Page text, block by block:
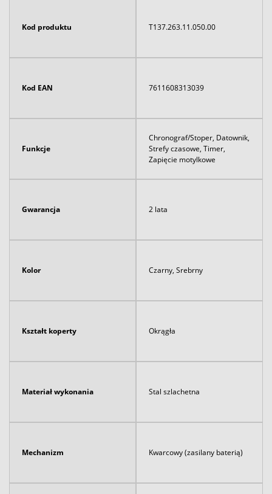
Kod produktu T137.263.11.050.00
Kod EAN 7611608313039
Funkcje
Chronograf/Stoper, Datownik,
Strefy czasowe, Timer,
Zapięcie motylkowe
Gwarancja 2 lata
Kolor Czarny, Srebrny
Kształt koperty Okrągła
Materiał wykonania Stal szlachetna
Mechanizm Kwarcowy (zasilany baterią)